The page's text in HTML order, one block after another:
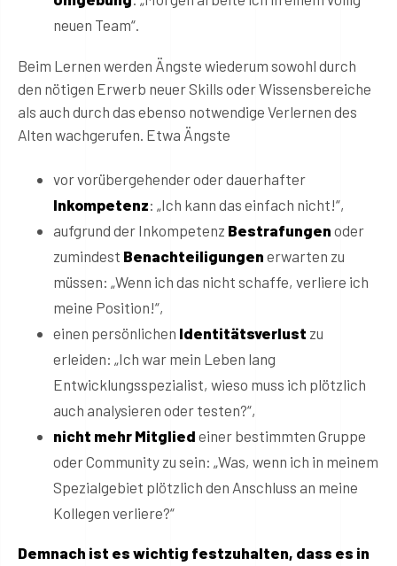
neuen Team“.
Beim Lernen werden Ängste wiederum sowohl durch
den nötigen Erwerb neuer Skills oder Wissensbereiche
als auch durch das ebenso notwendige Verlernen des
Alten wachgerufen. Etwa Ängste
vor vorübergehender oder dauerhafter
Inkompetenz: „Ich kann das einfach nicht!“,
aufgrund der Inkompetenz Bestrafungen oder
zumindest Benachteiligungen erwarten zu
müssen: „Wenn ich das nicht schaffe, verliere ich
meine Position!“,
einen persönlichen Identitätsverlust zu
erleiden: „Ich war mein Leben lang
Entwicklungsspezialist, wieso muss ich plötzlich
auch analysieren oder testen?“,
nicht mehr Mitglied einer bestimmten Gruppe
oder Community zu sein: „Was, wenn ich in meinem
Spezialgebiet plötzlich den Anschluss an meine
Kollegen verliere?“
Demnach ist es wichtig festzuhalten, dass es in